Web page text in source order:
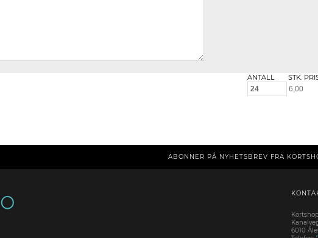
ANTALL STK.
ABONNER PÅ NYHETSBREV FRA
6010